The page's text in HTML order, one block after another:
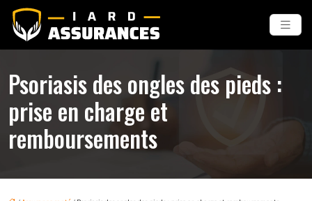
Psoriasis des ongles des pieds :
prise en charge et
remboursements